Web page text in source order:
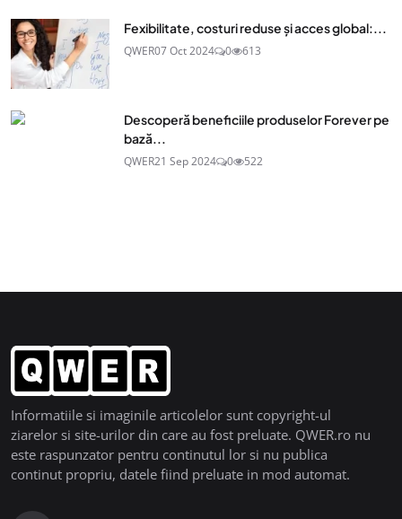
Fexibilitate, costuri reduse și acces global:...
QWER07 Oct 2024 0 613
Descoperă beneficiile produselor Forever pe
bază...
QWER21 Sep 2024 0 522
Informatiile si imaginile articolelor sunt copyright-ul
ziarelor si site-urilor din care au fost preluate. QWER.ro nu
este raspunzator pentru continutul lor si nu publica
continut propriu, datele fiind preluate in mod automat.